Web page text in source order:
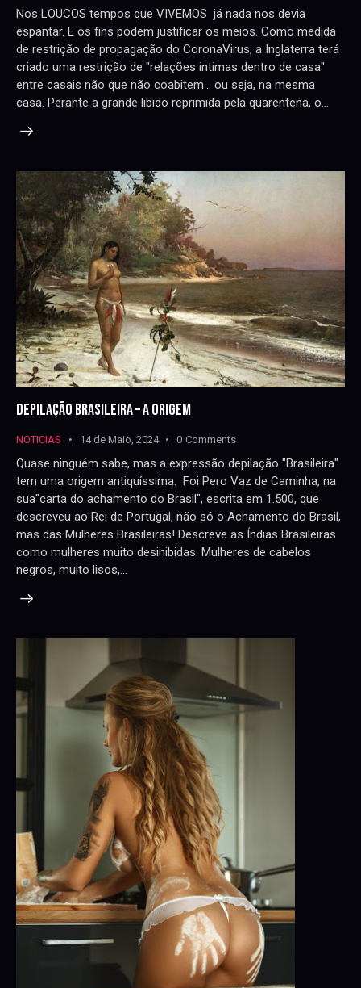
Nos LOUCOS tempos que VIVEMOS já nada nos devia
espantar. E os fins podem justificar os meios. Como medida
de restrição de propagação do CoronaVirus, a Inglaterra terá
criado uma restrição de "relações intimas dentro de casa"
entre casais não que não coabitem... ou seja, na mesma
casa. Perante a grande libido reprimida pela quarentena, o…
DEPILAÇÃO BRASILEIRA – A ORIGEM
NOTICIAS 14 de Maio, 2024 0 Comments
Quase ninguém sabe, mas a expressão depilação "Brasileira"
tem uma origem antiquíssima. Foi Pero Vaz de Caminha, na
sua"carta do achamento do Brasil", escrita em 1.500, que
descreveu ao Rei de Portugal, não só o Achamento do Brasil,
mas das Mulheres Brasileiras! Descreve as Índias Brasileiras
como mulheres muito desinibidas. Mulheres de cabelos
negros, muito lisos,…